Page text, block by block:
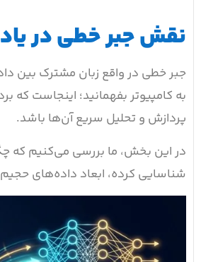
نقش جبر خطی در
جبر خطی در واقع زبان مشترک بین
به کامپیوتر بفهمانید؛ اینجاست که
پردازش و تحلیل سریع آن‌ها باشد.
در این بخش، ما بررسی می‌کنیم که
شناسایی کرده، ابعاد داده‌های